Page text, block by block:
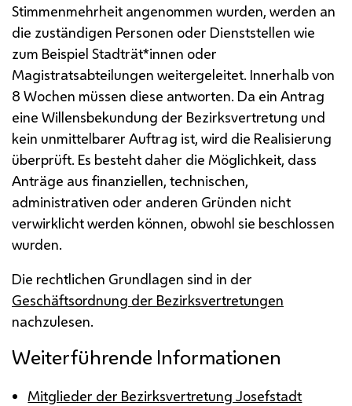
Stimmenmehrheit angenommen wurden, werden an
die zuständigen Personen oder Dienststellen wie
zum Beispiel Stadträt*innen oder
Magistratsabteilungen weitergeleitet. Innerhalb von
8 Wochen müssen diese antworten. Da ein Antrag
eine Willensbekundung der Bezirksvertretung und
kein unmittelbarer Auftrag ist, wird die Realisierung
überprüft. Es besteht daher die Möglichkeit, dass
Anträge aus finanziellen, technischen,
administrativen oder anderen Gründen nicht
verwirklicht werden können, obwohl sie beschlossen
wurden.
Die rechtlichen Grundlagen sind in der
Geschäftsordnung der Bezirksvertretungen
nachzulesen.
Weiterführende Informationen
Mitglieder der Bezirksvertretung Josefstadt